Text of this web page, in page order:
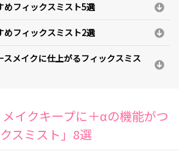
めフィックスミスト5選
めフィックスミスト2選
スメイクに仕上がるフィックスミス
メイクキープに＋αの機能がつ
スミスト」8選